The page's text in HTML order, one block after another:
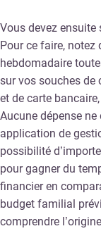
Vous devez ensuite
Pour ce faire,
hebdomadaire
sur vos souches de
et de carte
Aucune dépense
application de
possibilité
pour gagner du
financier en
budget familial
comprendre